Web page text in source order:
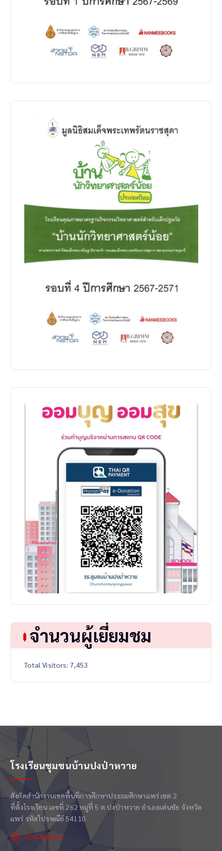
จำนวนผู้เยี่ยมชม
Total Visitors: 7,453
โรงเรียนชุมชนบ้านปงป่าหวาย
สังกัดสำนักงานเขตพื้นที่การศึกษาประถมศึกษาแพร่ เขต 2
ที่ตั้งโรงเรียน เลขที่ 262 หมู่ที่ 5 ต.ปงป่าหวาย อำเภอเด่นชัย จังหวัด
แพร่ รหัสไปรษณีย์ 54110
054-640051